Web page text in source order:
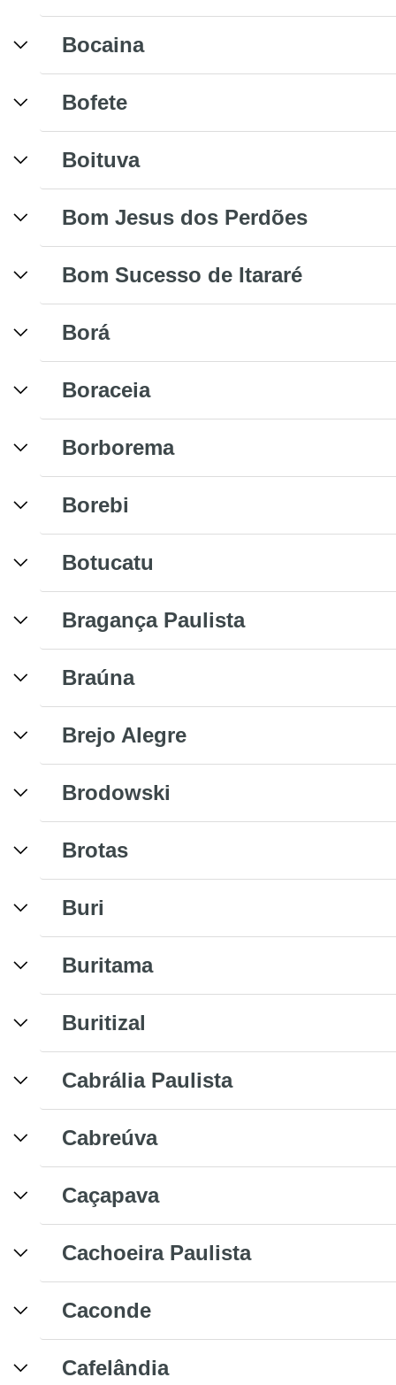
Bocaina
Bofete
Boituva
Bom Jesus dos Perdões
Bom Sucesso de Itararé
Borá
Boraceia
Borborema
Borebi
Botucatu
Bragança Paulista
Braúna
Brejo Alegre
Brodowski
Brotas
Buri
Buritama
Buritizal
Cabrália Paulista
Cabreúva
Caçapava
Cachoeira Paulista
Caconde
Cafelândia